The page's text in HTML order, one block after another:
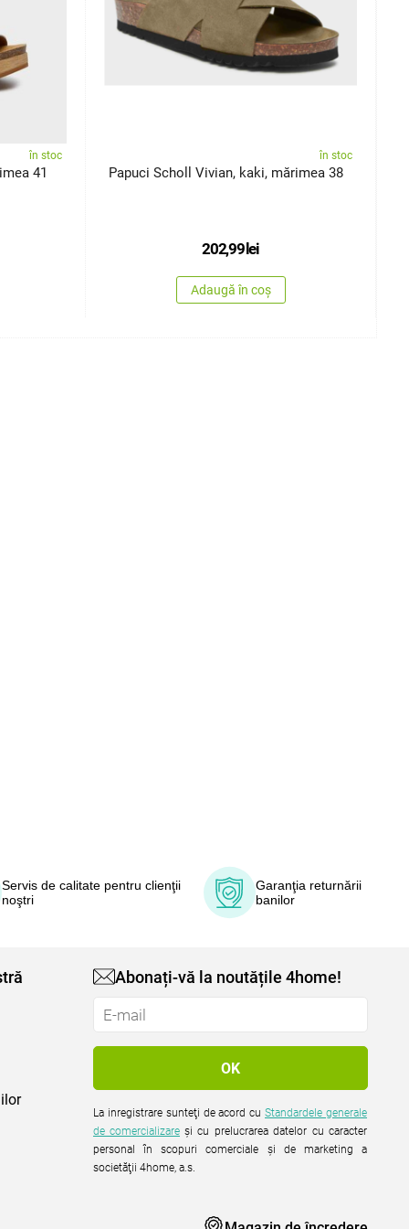
în stoc
41
în stoc
Papuci Scholl Vivian, kaki, mărimea 38
202,99lei
Adaugă în coș
Servis de calitate pentru clienţii
noştri
Garanţia returnării
banilor
Abonați-vă la noutățile 4home!
La inregistrare sunteţi de acord cuStandardele generale
de comercializare şi cu prelucrarea datelor cu caracter
personal în scopuri comerciale şi de marketing a
societăţii 4home, a.s.